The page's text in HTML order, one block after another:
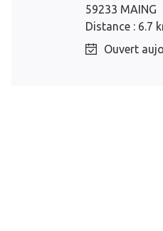
59233 MAING
Distance : 6.7
Ouvert